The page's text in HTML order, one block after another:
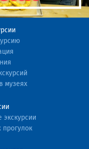
музеях
прогулок